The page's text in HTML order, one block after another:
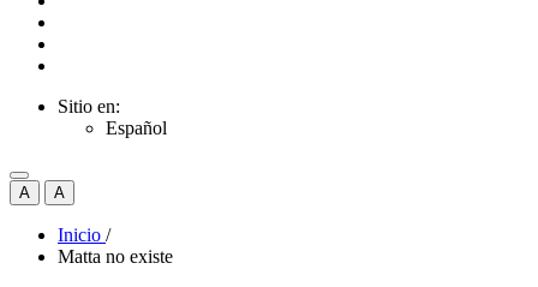
Sitio en:
Español
A A
Inicio /
Matta no existe